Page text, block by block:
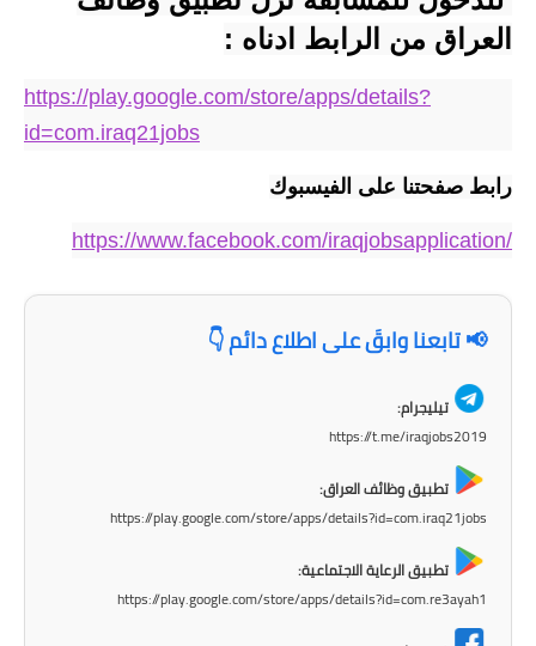
المرحلة الابتدائية
المرحلة المتوسطة
المرحلة الاعدادية
اخبار وقرارات وزارة التعليم
استمارة القبول المركزي
فن ومشاهير
العراق من الرابط ادناه :
https://play.google.com/store/apps/details?
id=com.iraq21jobs
رابط صفحتنا على الفيسبوك
https://www.facebook.com/iraqjobsapplication/
📢 تابعنا وابقَ على اطلاع دائم 👇
تيليجرام:
https://t.me/iraqjobs2019
تطبيق وظائف العراق:
https://play.google.com/store/apps/details?id=com.iraq21jobs
تطبيق الرعاية الاجتماعية:
https://play.google.com/store/apps/details?id=com.re3ayah1